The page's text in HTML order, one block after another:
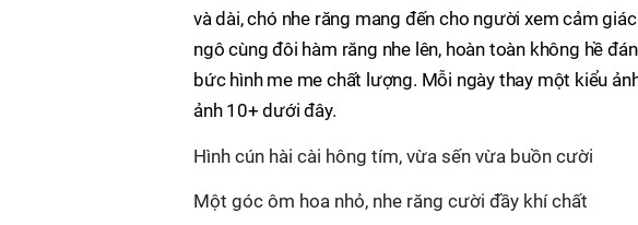
và dài, chó nhe răng mang đến cho người xem cảm
ngô cùng đôi hàm răng nhe lên, hoàn toàn không hề
bức hình me me chất lượng. Mỗi ngày thay một kiểu
ảnh 10+ dưới đây.
Hình cún hài cài hông tím, vừa sến vừa buồn cười
Một góc ôm hoa nhỏ, nhe răng cười đầy khí chất